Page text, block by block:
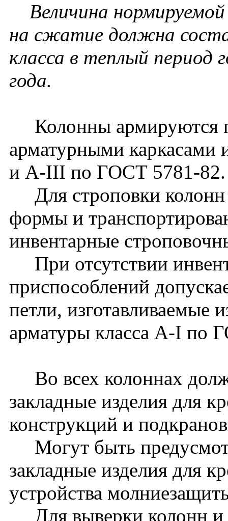
Величина
на сжатие должна
класса в теплый период
года.
Колонны армируются
арматурными каркасами
и A-III по ГОСТ 5781-82.
Для строповки колонн
формы и
инвентарные
При отсутствии
приспособлений
петли, изготавливаемые
арматуры класса A-I по
Во всех колоннах
закладные изделия для
конструкций и
Могут быть
закладные изделия для
устройства
Для выверки колонн